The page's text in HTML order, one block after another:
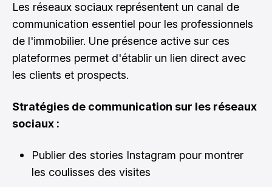
Les réseaux sociaux représentent un canal de
communication essentiel pour les professionnels
de l'immobilier. Une présence active sur ces
plateformes permet d'établir un lien direct avec
les clients et prospects.
Stratégies de communication sur les réseaux
sociaux :
Publier des stories Instagram pour montrer
les coulisses des visites